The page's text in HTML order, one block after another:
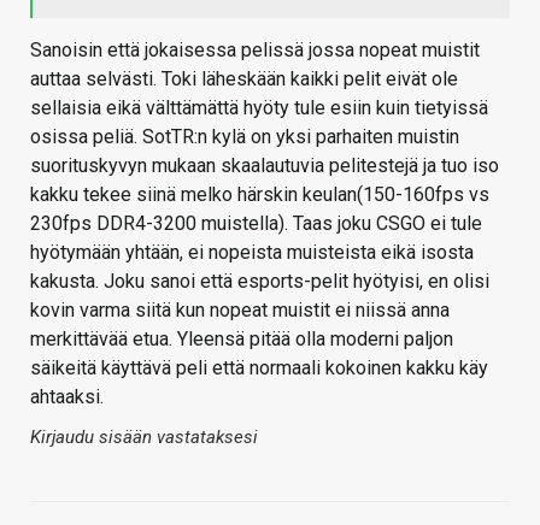
Sanoisin että jokaisessa pelissä jossa nopeat muistit
auttaa selvästi. Toki läheskään kaikki pelit eivät ole
sellaisia eikä välttämättä hyöty tule esiin kuin tietyissä
osissa peliä. SotTR:n kylä on yksi parhaiten muistin
suorituskyvyn mukaan skaalautuvia pelitestejä ja tuo iso
kakku tekee siinä melko härskin keulan(150-160fps vs
230fps DDR4-3200 muistella). Taas joku CSGO ei tule
hyötymään yhtään, ei nopeista muisteista eikä isosta
kakusta. Joku sanoi että esports-pelit hyötyisi, en olisi
kovin varma siitä kun nopeat muistit ei niissä anna
merkittävää etua. Yleensä pitää olla moderni paljon
säikeitä käyttävä peli että normaali kokoinen kakku käy
ahtaaksi.
Kirjaudu sisään vastataksesi